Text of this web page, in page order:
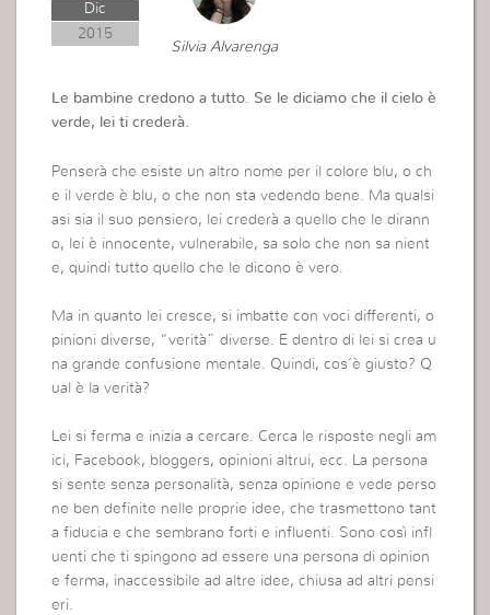
Dic
2015
Silvia Alvarenga
Le bambine credono a tutto. Se le diciamo che il cielo è
verde, lei ti crederà.
Penserà che esiste un altro nome per il colore blu, o ch
e il verde è blu, o che non sta vedendo bene. Ma qualsi
asi sia il suo pensiero, lei crederà a quello che le dirann
o, lei è innocente, vulnerabile, sa solo che non sa nient
e, quindi tutto quello che le dicono è vero.
Ma in quanto lei cresce, si imbatte con voci differenti, o
pinioni diverse, “verità” diverse. E dentro di lei si crea u
na grande confusione mentale. Quindi, cos’è giusto? Q
ual è la verità?
Lei si ferma e inizia a cercare. Cerca le risposte negli am
ici, Facebook, bloggers, opinioni altrui, ecc. La persona
si sente senza personalità, senza opinione e vede perso
ne ben definite nelle proprie idee, che trasmettono tant
a fiducia e che sembrano forti e influenti. Sono così infl
uenti che ti spingono ad essere una persona di opinion
e ferma, inaccessibile ad altre idee, chiusa ad altri pensi
eri.